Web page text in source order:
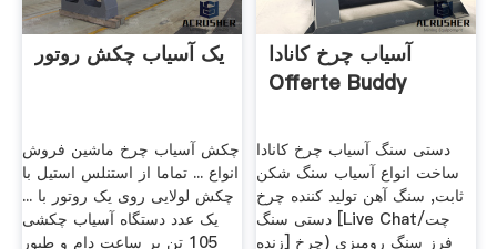
یک آسیاب چکش روتور
چکش آسیاب چرخ ماشین فروش
انواع ... تماما از استنلس استیل با
چکش لولایی روی یک روتور با ...
یک عدد دستگاه آسیاب چکشی
105 تن بر ساعت دام و طیور
آسیاب چرخ کانادا
Offerte Buddy
دستی سنگ آسیاب چرخ کانادا
ساخت انواع آسیاب سنگ شکن
ثابت, سنگ آهن تولید کننده چرخ
دستی سنگ [Live Chat/چت
زنده] فرز سنگ رومیزی (چرخ